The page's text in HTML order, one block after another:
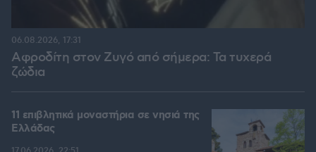
Αφροδίτη στον Ζυγό από σήμερα: Τα τυχερά
ζώδια
06.08.2026, 17:31
11 επιβλητικά μοναστήρια σε νησιά της
Ελλάδας